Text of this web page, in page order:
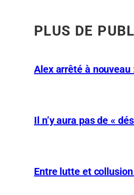
PLUS DE
Alex arrêté à
Il n’y aura pas de «
Entre lutte et